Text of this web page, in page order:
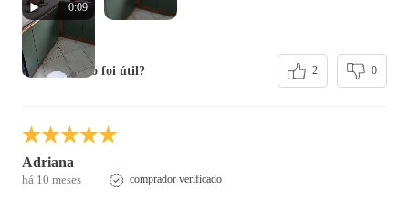
0:09
esta avaliação foi útil? 2 0
Adriana
há 10 meses comprador verificado